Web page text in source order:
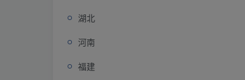
湖北
河南
福建